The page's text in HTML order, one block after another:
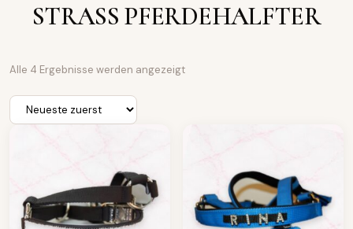
STRASS PFERDEHALFTER
Alle 4 Ergebnisse werden angezeigtN